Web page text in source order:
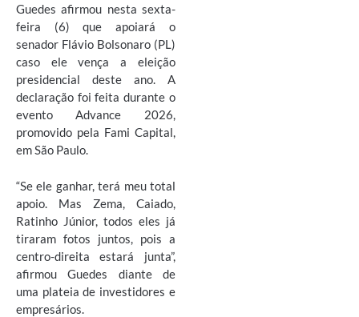
Guedes afirmou nesta sexta-
feira (6) que apoiará o
senador Flávio Bolsonaro(PL)
caso ele vença a eleição
presidencial deste ano. A
declaração foi feita durante o
evento Advance 2026,
promovido pela Fami Capital,
emSão Paulo.
“Se ele ganhar, terá meu total
apoio. Mas Zema, Caiado,
Ratinho Júnior, todos eles já
tiraram fotos juntos, pois a
centro-direita estará junta”,
afirmou Guedes diante de
uma plateia de investidores e
empresários.